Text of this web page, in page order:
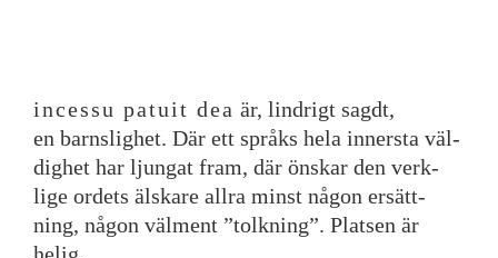
incessu patuit dea är, lindrigt sagdt,
en barnslighet. Där ett språks hela innersta väl-
dighet har ljungat fram, där önskar den verk-
lige ordets älskare allra minst någon ersätt-
ning, någon välment ”tolkning”. Platsen är